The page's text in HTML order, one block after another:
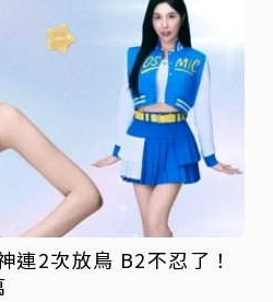
連2次放鳥 B2不忍了！